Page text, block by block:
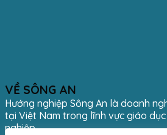
VỀ SÔNG AN
Hướng nghiệp Sông An là doanh
tại Việt Nam trong lĩnh vực giáo
nghiệp.